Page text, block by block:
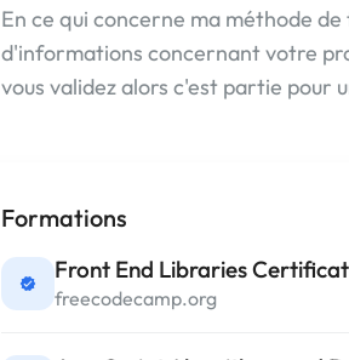
En ce qui concerne ma méthode
d'informations concernant votre
vous validez alors c'est partie pour
Formations
Front End Libraries
freecodecamp.org